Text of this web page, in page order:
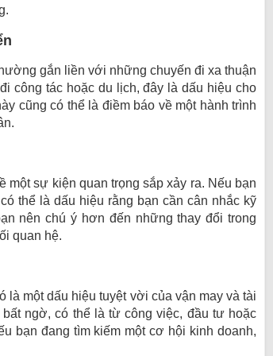
gắn liền với những chuyến đi xa thuận
công tác hoặc du lịch, đây là dấu hiệu cho
cũng có thể là điềm báo về một hành trình
sự kiện quan trọng sắp xảy ra. Nếu bạn
thể là dấu hiệu rằng bạn cần cân nhắc kỹ
nên chú ý hơn đến những thay đổi trong
quan hệ.
là một dấu hiệu tuyệt vời của vận may và tài
ngờ, có thể là từ công việc, đầu tư hoặc
bạn đang tìm kiếm một cơ hội kinh doanh,